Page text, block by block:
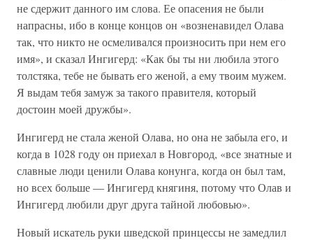
не сдержит данного им слова. Ее опасения не были
напрасны, ибо в конце концов он «возненавидел Олава
так, что никто не осмеливался произносить при нем его
имя», и сказал Ингигерд: «Как бы ты ни любила этого
толстяка, тебе не бывать его женой, а ему твоим мужем.
Я выдам тебя замуж за такого правителя, который
достоин моей дружбы».
Ингигерд не стала женой Олава, но она не забыла его, и
когда в 1028 году он приехал в Новгород, «все знатные и
славные люди ценили Олава конунга, когда он был там,
но всех больше — Ингигерд княгиня, потому что Олав и
Ингигерд любили друг друга тайной любовью».
Новый искатель руки шведской принцессы не замедлил